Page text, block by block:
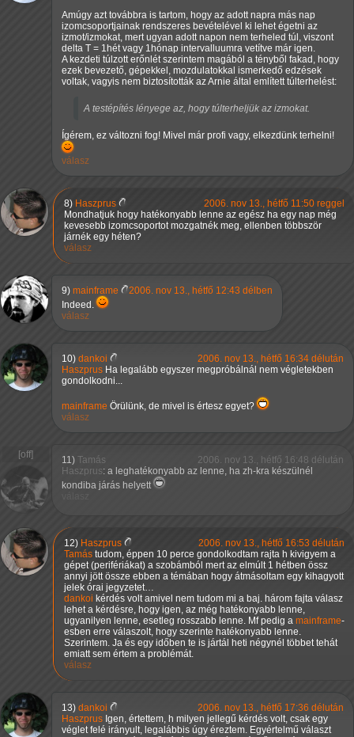
Amúgy azt továbbra is tartom, hogy az adott napra más nap
izomcsoportjainak rendszeres bevételével ki lehet égetni az
izmot/izmokat, mert ugyan adott napon nem terheled túl, viszont
delta T = 1hét vagy 1hónap intervalluumra vetítve már igen.
A kezdeti túlzott erőnlét szerintem magából a tényből fakad, hogy
ezek bevezető, gépekkel, mozdulatokkal ismerkedő edzések
voltak, vagyis nem biztosították az Arnie által említett túlterhelést:
A testépítés lényege az, hogy túlterheljük az izmokat.
Ígérem, ez változni fog! Mivel már profi vagy, elkezdünk terhelni!
válasz
8) Haszprus
2006. nov 13., hétfő 11:50 reggel
Mondhatjuk hogy hatékonyabb lenne az egész ha egy nap még
kevesebb izomcsoportot mozgatnék meg, ellenben többször
járnék egy héten?
válasz
9) mainframe
2006. nov 13., hétfő 12:43 délben
Indeed.
válasz
10) dankoi
2006. nov 13., hétfő 16:34 délután
Haszprus Ha legalább egyszer megpróbálnál nem végletekben
gondolkodni...
mainframe Örülünk, de mivel is értesz egyet?
válasz
11) Tamás
2006. nov 13., hétfő 16:48 délután
Haszprus: a leghatékonyabb az lenne, ha zh-kra készülnél
kondiba járás helyett
12) Haszprus
2006. nov 13., hétfő 16:53 délután
Tamás tudom, éppen 10 perce gondolkodtam rajta h kivigyem a
gépet (perifériákat) a szobámból mert az elmúlt 1 hétben össz
annyi jött össze ebben a témában hogy átmásoltam egy kihagyott
jelek órai jegyzetet…
dankoi kérdés volt amivel nem tudom mi a baj. három fajta válasz
lehet a kérdésre, hogy igen, az még hatékonyabb lenne,
ugyanilyen lenne, esetleg rosszabb lenne. Mf pedig a mainframe-
esben erre válaszolt, hogy szerinte hatékonyabb lenne.
Szerintem. Ja és egy időben te is jártál heti négynél többet tehát
emiatt sem értem a problémát.
válasz
13) dankoi
2006. nov 13., hétfő 17:36 délután
Haszprus Igen, értettem, h milyen jellegű kérdés volt, csak egy
véglet felé irányult, legalábbis úgy éreztem. Egyértelmű választ